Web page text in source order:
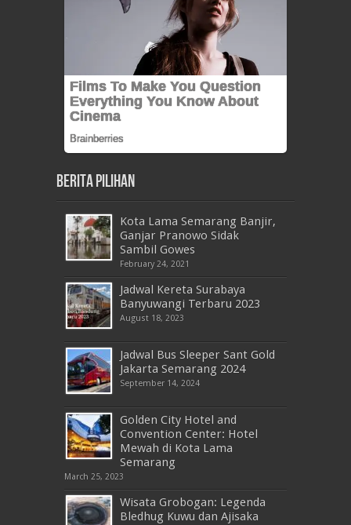
Berita Pilihan
Kota Lama Semarang Banjir,
Ganjar Pranowo Sidak
Sambil Gowes
February 24, 2021
Jadwal Kereta Surabaya
Banyuwangi Terbaru 2023
August 18, 2023
Jadwal Bus Sleeper Sant Gold
Jakarta Semarang 2024
September 14, 2024
Golden City Hotel and
Convention Center: Hotel
Mewah di Kota Lama
Semarang
March 25, 2023
Wisata Grobogan: Legenda
Bledhug Kuwu dan Ajisaka